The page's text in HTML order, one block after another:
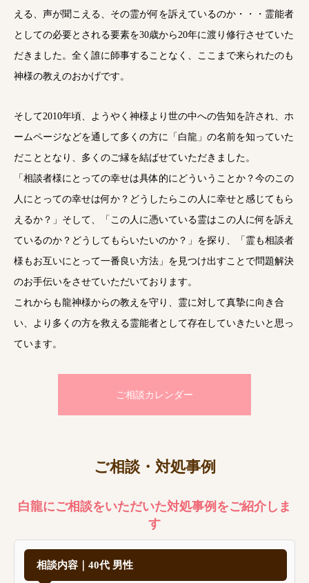
える、声が聞こえる、その霊が何を訴えているのか・・・霊能者
としての必要とされる要素を30歳から20年に渡り修行させていた
だきました。全く誰に師事することなく、ここまで来られたのも
神様の教えのおかげです。
そして2010年頃、ようやく神様より世の中への告知を許され、ホ
ームページなどを通して多くの方に「白龍」の名前を知っていた
だこととなり、多くのご縁を結ばせていただきました。
「相談者様にとっての幸せは具体的にどういうことか？今のこの
人にとっての幸せは何か？どうしたらこの人に幸せと感じてもら
えるか？」そして、「この人に憑いている霊はこの人に何を訴え
ているのか？どうしてもらいたいのか？」を探り、「霊も相談者
様もお互いにとって一番良い方法」を見つけ出すことで問題解決
のお手伝いをさせていただいております。
これからも龍神様からの教えを守り、霊に対して真摯に向き合
い、より多くの方を救える霊能者として存在していきたいと思っ
ています。
ご相談カレンダー
ご相談・対処事例
白龍にご相談をいただいた対処事例をご紹介しま
す
相談内容｜40代 男性